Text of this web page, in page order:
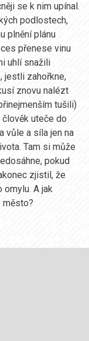
se k nim upínal.
podlostech,
plnění plánu
přenese vinu
uhlí snažili
jestli zahořkne,
znovu nalézt
tušili)
uteče do
vůle a síla jen na
Tam si může
pokud
zjistil, že
A jak